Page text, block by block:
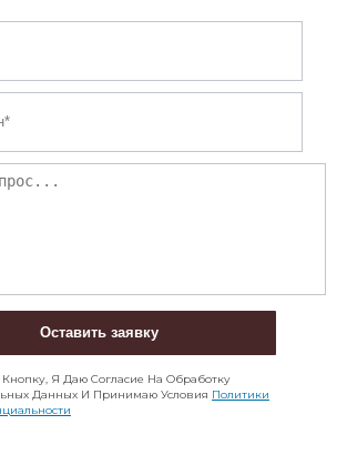
Оставить заявку
Я Даю Согласие На Обработку
Данных И Принимаю Условия Политики